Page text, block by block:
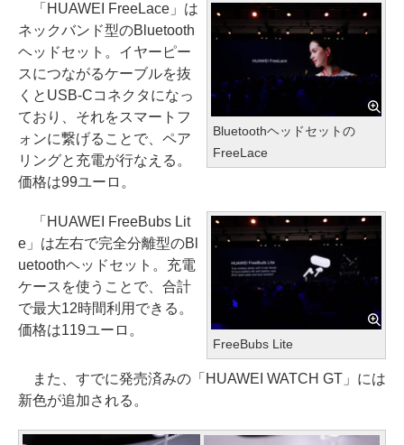
Bluetoothヘッドセットの
FreeLace
「HUAWEI FreeLace」は
ネックバンド型のBluetooth
ヘッドセット。イヤーピー
スにつながるケーブルを抜
くとUSB-Cコネクタになっ
ており、それをスマートフ
ォンに繋げることで、ペア
リングと充電が行なえる。
価格は99ユーロ。
FreeBubs Lite
「HUAWEI FreeBubs Lit
e」は左右で完全分離型のBl
uetoothヘッドセット。充電
ケースを使うことで、合計
で最大12時間利用できる。
価格は119ユーロ。
また、すでに発売済みの「HUAWEI WATCH GT」には
新色が追加される。